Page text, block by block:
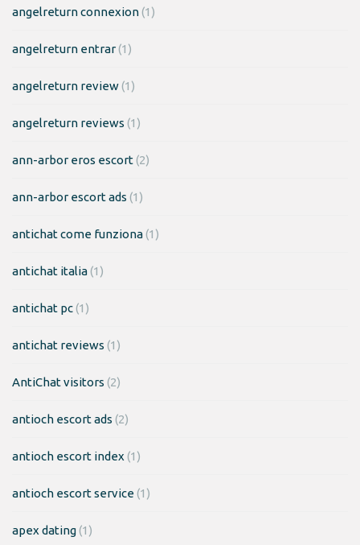
angelreturn connexion(1)
angelreturn entrar(1)
angelreturn review(1)
angelreturn reviews (1)
ann-arbor eros escort(2)
ann-arbor escort ads (1)
antichat come funziona(1)
antichat italia(1)
antichat pc(1)
antichat reviews (1)
AntiChat visitors (2)
antioch escort ads (2)
antioch escort index (1)
antioch escort service(1)
apex dating(1)